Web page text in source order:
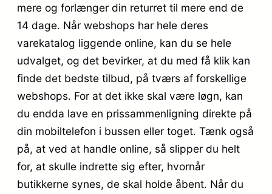
mere og forlænger din returret til mere end de
14 dage. Når webshops har hele deres
varekatalog liggende online, kan du se hele
udvalget, og det bevirker, at du med få klik kan
finde det bedste tilbud, på tværs af forskellige
webshops. For at det ikke skal være løgn, kan
du endda lave en prissammenligning direkte på
din mobiltelefon i bussen eller toget. Tænk også
på, at ved at handle online, så slipper du helt
for, at skulle indrette sig efter, hvornår
butikkerne synes, de skal holde åbent. Når du